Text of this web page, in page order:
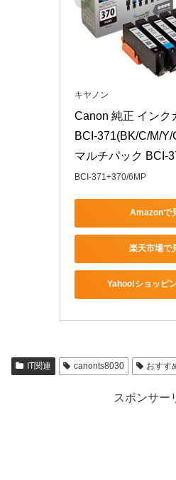
キヤノン
Canon 純正 インク
BCI-371(BK/C/M/
マルチパック BCI-
BCI-371+370/6MP
Amazonで
楽天市場で
Yahoo!ショッピ
IT関連 canonts8030 おすす
スポンサー